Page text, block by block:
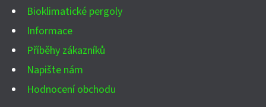
Bioklimatické pergoly
Informace
Příběhy zákazníků
Napište nám
Hodnocení obchodu